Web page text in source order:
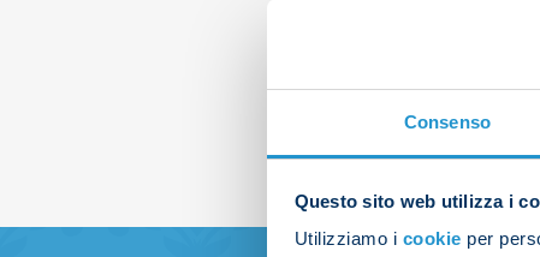
Consenso
Questo sito web utilizza i
Utilizziamo i cookie per